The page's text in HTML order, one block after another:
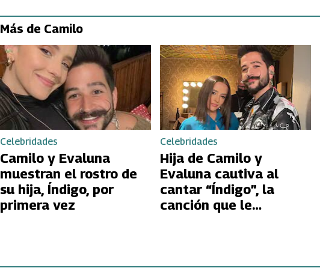
Más de Camilo
Celebridades
Camilo y Evaluna
muestran el rostro de
su hija, Índigo, por
primera vez
Celebridades
Hija de Camilo y
Evaluna cautiva al
cantar “Índigo”, la
canción que le